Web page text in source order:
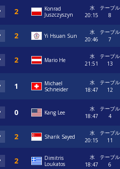
Konrad
Juszczyszyn
水
20:15
テーブル
8
Yi Hsuan Sun
水
20:46
テーブル
7
Mario He
水
21:51
テーブル
13
Michael
Schneider
水
18:47
テーブル
12
Kang Lee
水
18:47
テーブル
4
Sharik Sayed
水
20:15
テーブル
11
Dimitris
Loukatos
水
18:47
テーブル
6